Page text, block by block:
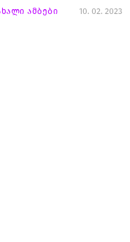
ამბები 10. 02. 2023